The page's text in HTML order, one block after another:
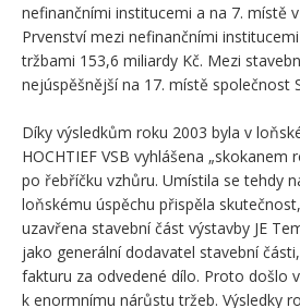
nefinančními institucemi a na 7. místě
Prvenství mezi nefinančními
tržbami 153,6 miliardy Kč. Mezi
nejúspěšnější na 17. místě společnost
Díky výsledkům roku 2003 byla v
HOCHTIEF VSB vyhlášena „skokanem
po řebříčku vzhůru. Umístila se tehdy
loňskému úspěchu přispěla
uzavřena stavební část výstavby JE
jako generální dodavatel stavební
fakturu za odvedené dílo. Proto došlo
k enormnímu nárůstu tržeb. Výsledky